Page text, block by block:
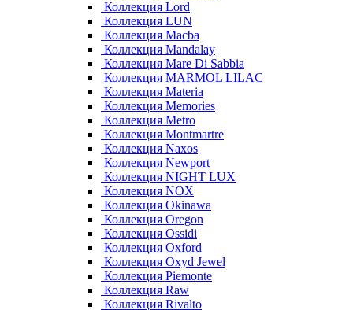
Коллекция Lord
Коллекция LUN
Коллекция Macba
Коллекция Mandalay
Коллекция Mare Di Sabbia
Коллекция MARMOL LILAC
Коллекция Materia
Коллекция Memories
Коллекция Metro
Коллекция Montmartre
Коллекция Naxos
Коллекция Newport
Коллекция NIGHT LUX
Коллекция NOX
Коллекция Okinawa
Коллекция Oregon
Коллекция Ossidi
Коллекция Oxford
Коллекция Oxyd Jewel
Коллекция Piemonte
Коллекция Raw
Коллекция Rivalto